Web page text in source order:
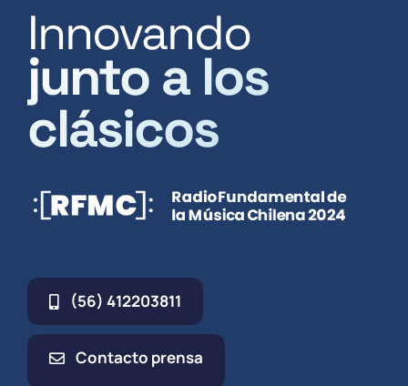
Innovando
junto a los
clásicos
(56) 412203811
Contacto prensa